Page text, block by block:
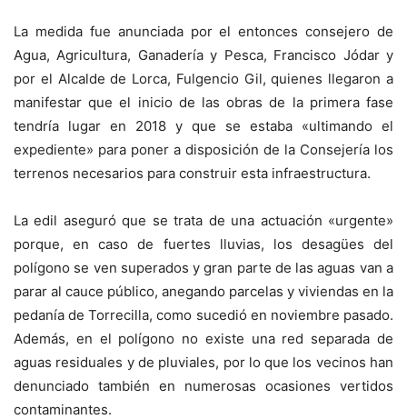
La medida fue anunciada por el entonces consejero de
Agua, Agricultura, Ganadería y Pesca, Francisco Jódar y
por el Alcalde de Lorca, Fulgencio Gil, quienes llegaron a
manifestar que el inicio de las obras de la primera fase
tendría lugar en 2018 y que se estaba «ultimando el
expediente» para poner a disposición de la Consejería los
terrenos necesarios para construir esta infraestructura.
La edil aseguró que se trata de una actuación «urgente»
porque, en caso de fuertes lluvias, los desagües del
polígono se ven superados y gran parte de las aguas van a
parar al cauce público, anegando parcelas y viviendas en la
pedanía de Torrecilla, como sucedió en noviembre pasado.
Además, en el polígono no existe una red separada de
aguas residuales y de pluviales, por lo que los vecinos han
denunciado también en numerosas ocasiones vertidos
contaminantes.